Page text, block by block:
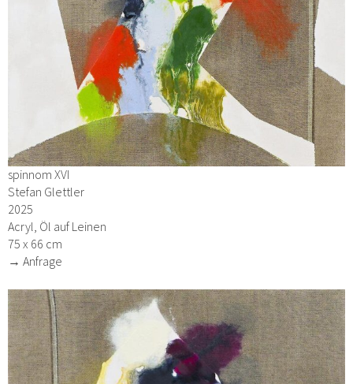
spinnom XVI
Stefan Glettler
2025
Acryl, Öl auf Leinen
75 x 66 cm
→ Anfrage